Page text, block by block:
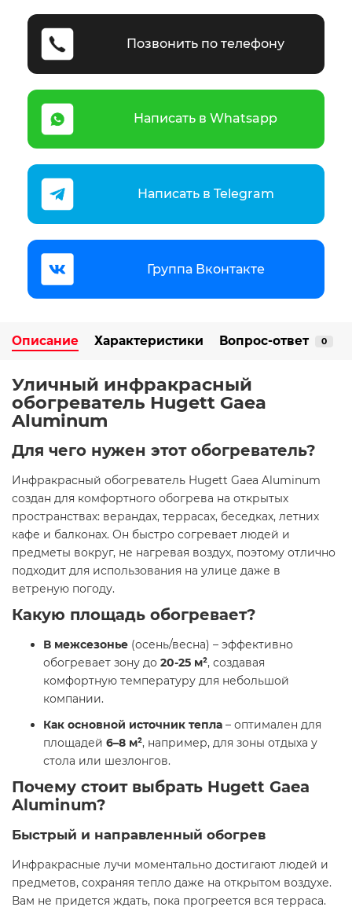
Позвонить по телефону
Написать в Whatsapp
Написать в Telegram
Группа Вконтакте
Описание Характеристики Вопрос-ответ 0
Уличный инфракрасный
обогреватель Hugett Gaea
Aluminum
Для чего нужен этот обогреватель?
Инфракрасный обогреватель Hugett Gaea Aluminum
создан для комфортного обогрева на открытых
пространствах: верандах, террасах, беседках, летних
кафе и балконах. Он быстро согревает людей и
предметы вокруг, не нагревая воздух, поэтому отлично
подходит для использования на улице даже в
ветреную погоду.
Какую площадь обогревает?
В межсезонье (осень/весна) – эффективно
обогревает зону до 20-25 м², создавая
комфортную температуру для небольшой
компании.
Как основной источник тепла – оптимален для
площадей 6–8 м², например, для зоны отдыха у
стола или шезлонгов.
Почему стоит выбрать Hugett Gaea
Aluminum?
Быстрый и направленный обогрев
Инфракрасные лучи моментально достигают людей и
предметов, сохраняя тепло даже на открытом воздухе.
Вам не придется ждать, пока прогреется вся терраса.